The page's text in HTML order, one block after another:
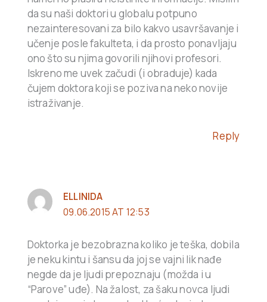
da su naši doktori u globalu potpuno
nezainteresovani za bilo kakvo usavršavanje i
učenje posle fakulteta, i da prosto ponavljaju
ono što su njima govorili njihovi profesori.
Iskreno me uvek začudi (i obraduje) kada
čujem doktora koji se poziva na neko novije
istraživanje.
Reply
ELLINIDA
09.06.2015 AT 12:53
Doktorka je bezobrazna koliko je teška, dobila
je neku kintu i šansu da joj se vajni lik nađe
negde da je ljudi prepoznaju (možda i u
“Parove” uđe). Na žalost, za šaku novca ljudi